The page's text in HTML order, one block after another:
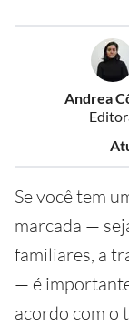
Andrea
Se você tem
marcada —
familiares, a
— é
acordo com o